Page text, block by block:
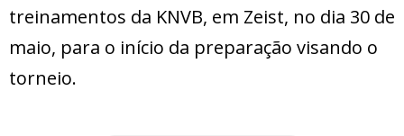
treinamentos da KNVB, em Zeist, no dia 30 de
maio, para o início da preparação visando o
torneio.